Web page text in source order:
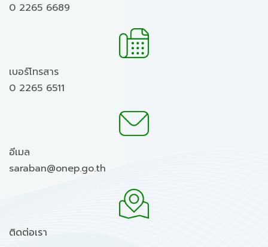
0 2265 6689
เบอร์โทรสาร
0 2265 6511
อีเมล
saraban@onep.go.th
ติดต่อเรา